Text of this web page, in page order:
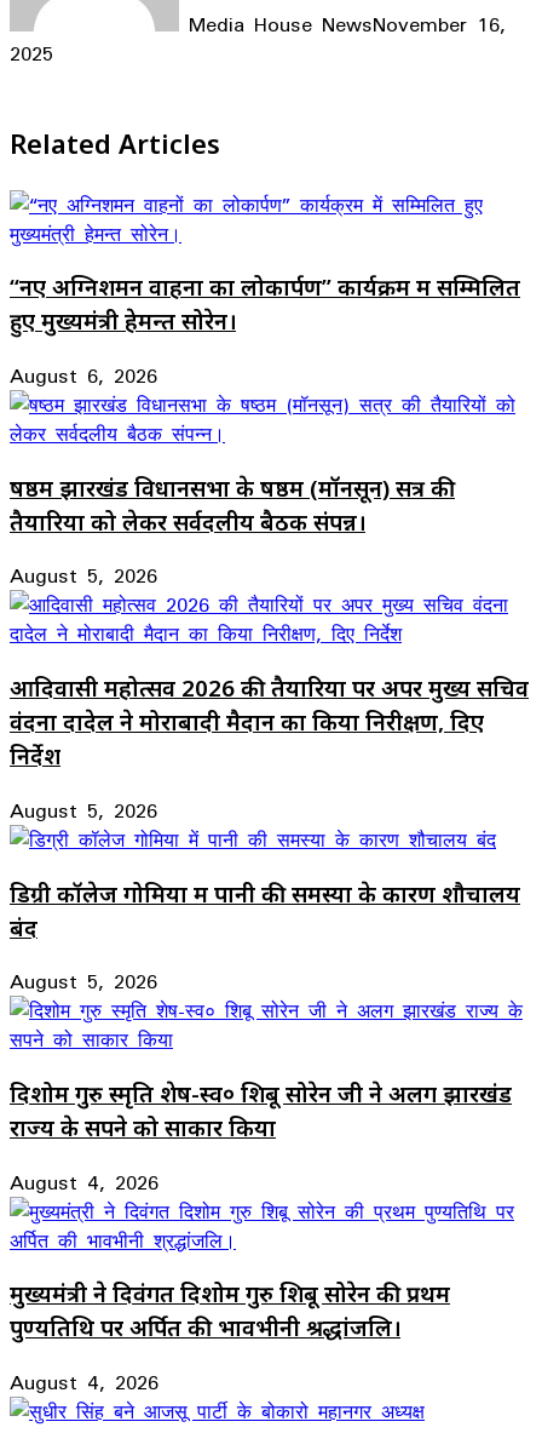
Media House NewsNovember 16,
2025
Related Articles
“नए अग्निशमन वाहनों का लोकार्पण” कार्यक्रम में सम्मिलित
हुए मुख्यमंत्री हेमन्त सोरेन।
August 6, 2026
षष्ठम झारखंड विधानसभा के षष्ठम (मॉनसून) सत्र की
तैयारियों को लेकर सर्वदलीय बैठक संपन्न।
August 5, 2026
आदिवासी महोत्सव 2026 की तैयारियों पर अपर मुख्य सचिव
वंदना दादेल ने मोराबादी मैदान का किया निरीक्षण, दिए
निर्देश
August 5, 2026
डिग्री कॉलेज गोमिया में पानी की समस्या के कारण शौचालय
बंद
August 5, 2026
दिशोम गुरु स्मृति शेष-स्व० शिबू सोरेन जी ने अलग झारखंड
राज्य के सपने को साकार किया
August 4, 2026
मुख्यमंत्री ने दिवंगत दिशोम गुरु शिबू सोरेन की प्रथम
पुण्यतिथि पर अर्पित की भावभीनी श्रद्धांजलि।
August 4, 2026